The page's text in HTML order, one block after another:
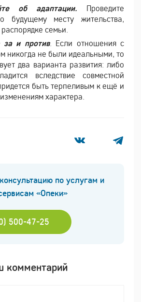
об адаптации. Проведите
будущему месту жительства,
семьи.
за и против. Если отношения с
никогда не были идеальными, то
два варианта развития: либо
вследствие совместной
быть терпеливым к ещё и
характера.
по услугам и
«Опеки»
500-47-25
комментарий